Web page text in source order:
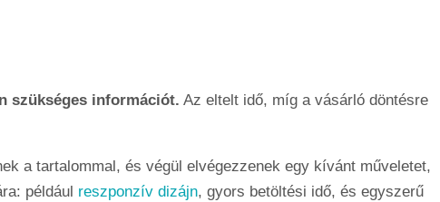
szükséges információt. Az eltelt idő, míg a vásárló döntésre
a tartalommal, és végül elvégezzenek egy kívánt műveletet,
például reszponzív dizájn, gyors betöltési idő, és egyszerű